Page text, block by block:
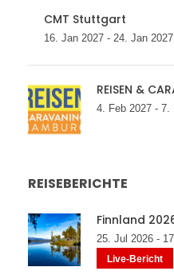
CMT Stuttgart
16. Jan 2027 - 24. Jan 2027
REISEN &
4. Feb 2027 - 7.
REISEBERICHTE
Finnland
25. Jul 2026 -
Live-Bericht